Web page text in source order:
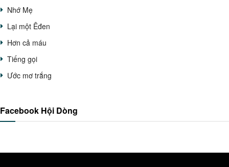
Nhớ Mẹ
Lại một Êđen
Hơn cả máu
Tiếng gọi
Ước mơ trắng
Facebook Hội Dòng